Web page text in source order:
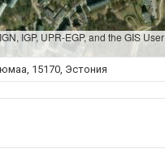
IGP, UPR-EGP, and the GIS User
15170, Эстония